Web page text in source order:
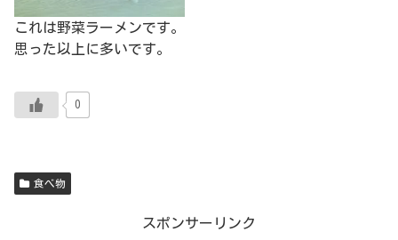
これは野菜ラーメンです。
思った以上に多いです。
0
食べ物
スポンサーリンク